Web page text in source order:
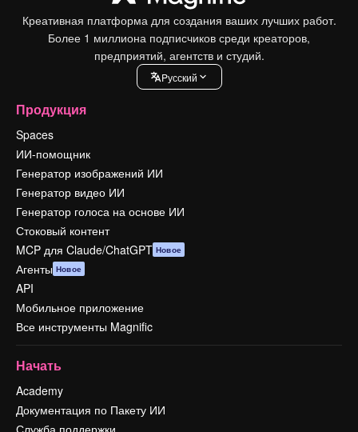
Креативная платформа для создания ваших лучших работ.
Более 1 миллиона подписчиков среди креаторов,
предприятий, агентств и студий.
Pусский
Продукция
Spaces
ИИ-помощник
Генератор изображений ИИ
Генератор видео ИИ
Генератор голоса на основе ИИ
Стоковый контент
MCP для Claude/ChatGPT Новое
Агенты Новое
API
Мобильное приложение
Все инструменты Magnific
Начать
Academy
Документация по Пакету ИИ
Служба поддержки